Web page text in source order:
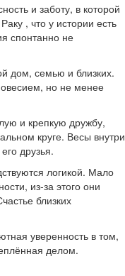
и заботу, в которой
, что у истории есть
спонтанно не
дом, семью и близких.
но не менее
и крепкую дружбу,
круге. Весы внутри
друзья.
логикой. Мало
из-за этого они
близких
уверенность в том,
делом.